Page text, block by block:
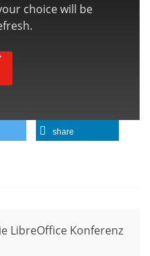
choice will be
share
LibreOffice Konferenz